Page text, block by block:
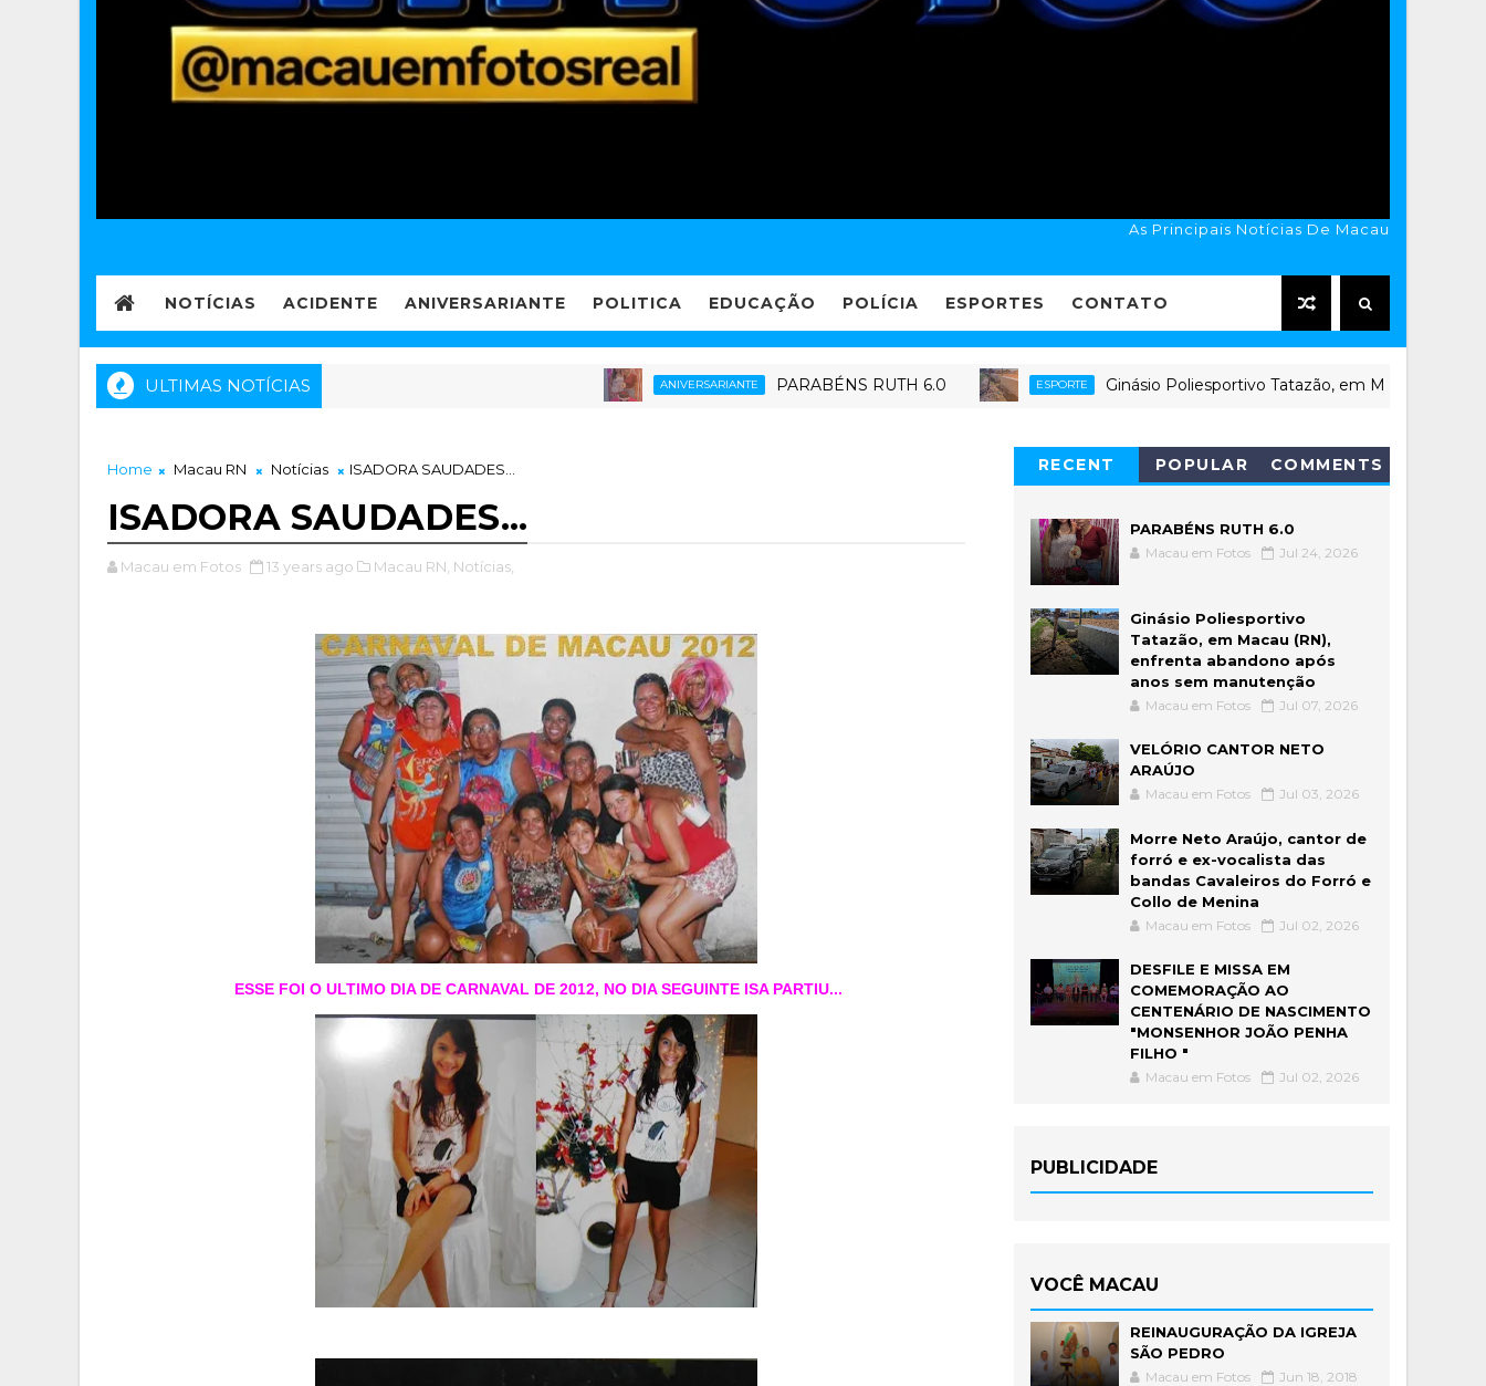
As Principais Notícias De Macau
NOTÍCIAS ACIDENTE ANIVERSARIANTE POLITICA EDUCAÇÃO POLÍCIA ESPORTES CONTATO
ULTIMAS NOTÍCIAS ANIVERSARIANTE PARABÉNS RUTH 6.0 ESPORTE Ginásio Poliesportivo Tatazão, em Macau (RN), enfrenta
Home Macau RN Notícias ISADORA SAUDADES...
ISADORA SAUDADES...
Macau em Fotos 13 years ago Macau RN, Notícias,
ESSE FOI O ULTIMO DIA DE CARNAVAL DE 2012, NO DIA SEGUINTE ISA PARTIU...
RECENT POPULAR COMMENTS
PARABÉNS RUTH 6.0
Macau em Fotos Jul 24, 2026
Ginásio Poliesportivo
Tatazão, em Macau (RN),
enfrenta abandono após
anos sem manutenção
Macau em Fotos Jul 07, 2026
VELÓRIO CANTOR NETO
ARAÚJO
Macau em Fotos Jul 03, 2026
Morre Neto Araújo, cantor de
forró e ex-vocalista das
bandas Cavaleiros do Forró e
Collo de Menina
Macau em Fotos Jul 02, 2026
DESFILE E MISSA EM
COMEMORAÇÃO AO
CENTENÁRIO DE NASCIMENTO
"MONSENHOR JOÃO PENHA
FILHO "
Macau em Fotos Jul 02, 2026
PUBLICIDADE
VOCÊ MACAU
REINAUGURAÇÃO DA IGREJA
SÃO PEDRO
Macau em Fotos Jun 18, 2018